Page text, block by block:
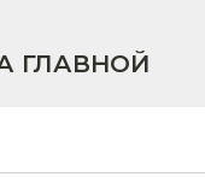
ГЛАВНОЙ